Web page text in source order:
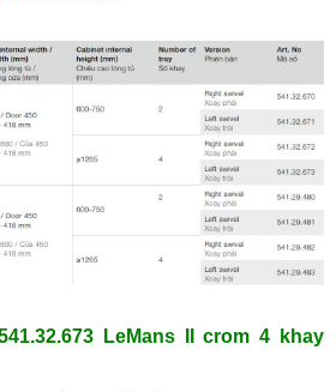
LeMans II crom 4 khay